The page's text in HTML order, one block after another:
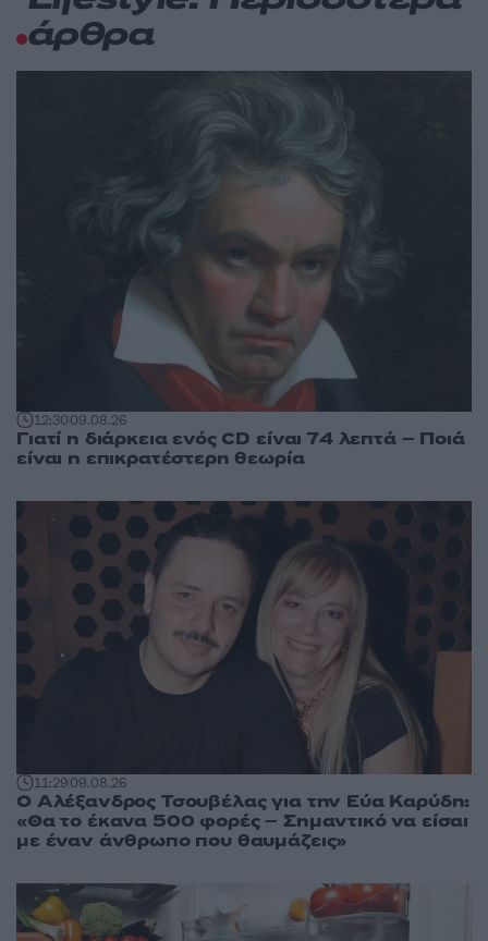
άρθρα
12:3009.08.26
Γιατί η διάρκεια ενός CD είναι 74 λεπτά – Ποιά
είναι η επικρατέστερη θεωρία
11:2909.08.26
Ο Αλέξανδρος Τσουβέλας για την Εύα Καρύδη:
«Θα το έκανα 500 φορές – Σημαντικό να είσαι
με έναν άνθρωπο που θαυμάζεις»